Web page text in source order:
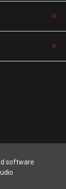
software